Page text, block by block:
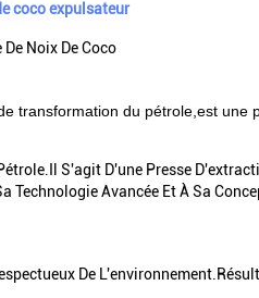
coco expulsateur
Noix De Coco
transformation du pétrole,est
S'agit D'une Presse
Technologie Avancée Et À Sa
De